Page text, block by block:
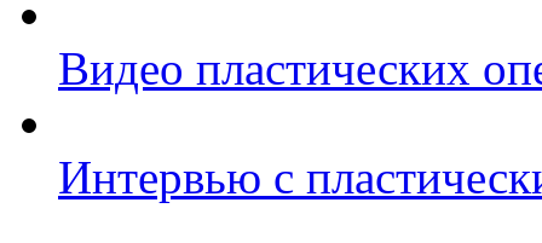
Видео пластических
Интервью с